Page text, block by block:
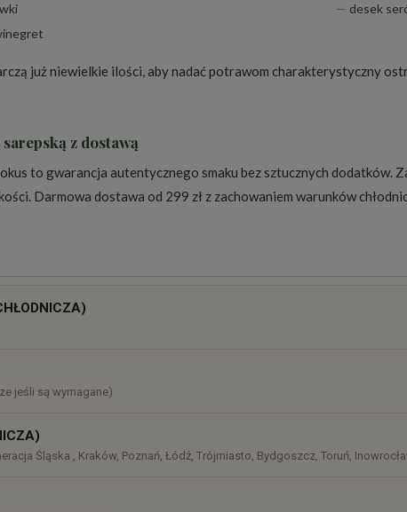
desek
już niewielkie ilości, aby nadać potrawom charakterystyczny
z dostawą
to gwarancja autentycznego smaku bez sztucznych
Darmowa dostawa od 299 zł z zachowaniem warunków
ewentualnych kosztów
jeśli są wymagane)
Śląska , Kraków, Poznań, Łódź, Trójmiasto, Bydgoszcz, Toruń,